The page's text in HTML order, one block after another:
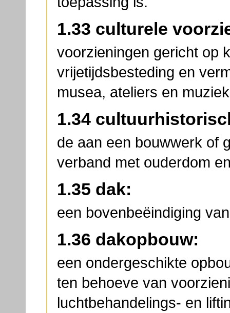
1.33 culturele
voorzieningen gericht op
vrijetijdsbesteding en
musea, ateliers en
1.34
de aan een bouwwerk of
verband met ouderdom
1.35 dak:
een bovenbeëindiging
1.36 dakopbouw:
een ondergeschikte
ten behoeve van
luchtbehandelings- en